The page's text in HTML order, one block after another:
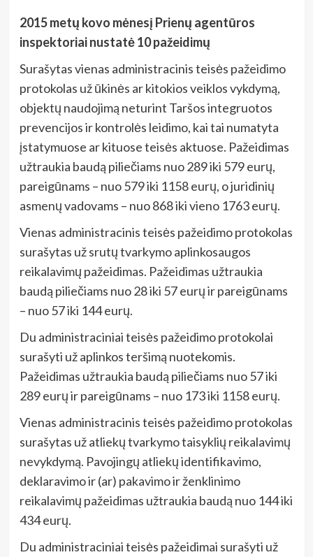
2015 metų kovo mėnesį Prienų agentūros
inspektoriai nustatė 10 pažeidimų
Surašytas vienas administracinis teisės pažeidimo
protokolas už ūkinės ar kitokios veiklos vykdymą,
objektų naudojimą neturint Taršos integruotos
prevencijos ir kontrolės leidimo, kai tai numatyta
įstatymuose ar kituose teisės aktuose. Pažeidimas
užtraukia baudą piliečiams nuo 289 iki 579 eurų,
pareigūnams – nuo 579 iki 1158 eurų, o juridinių
asmenų vadovams – nuo 868 iki vieno 1763 eurų.
Vienas administracinis teisės pažeidimo protokolas
surašytas už srutų tvarkymo aplinkosaugos
reikalavimų pažeidimas. Pažeidimas užtraukia
baudą piliečiams nuo 28 iki 57 eurų ir pareigūnams
– nuo 57 iki 144 eurų.
Du administraciniai teisės pažeidimo protokolai
surašyti už aplinkos teršimą nuotekomis.
Pažeidimas užtraukia baudą piliečiams nuo 57 iki
289 eurų ir pareigūnams – nuo 173 iki 1158 eurų.
Vienas administracinis teisės pažeidimo protokolas
surašytas už atliekų tvarkymo taisyklių reikalavimų
nevykdymą. Pavojingų atliekų identifikavimo,
deklaravimo ir (ar) pakavimo ir ženklinimo
reikalavimų pažeidimas užtraukia baudą nuo 144 iki
434 eurų.
Du administraciniai teisės pažeidimai surašyti už